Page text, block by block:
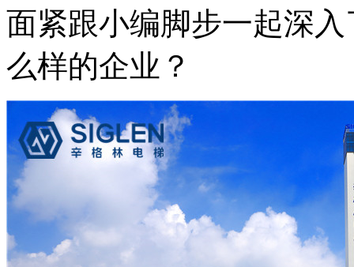
面紧跟小编脚步一起深
么样的企业？